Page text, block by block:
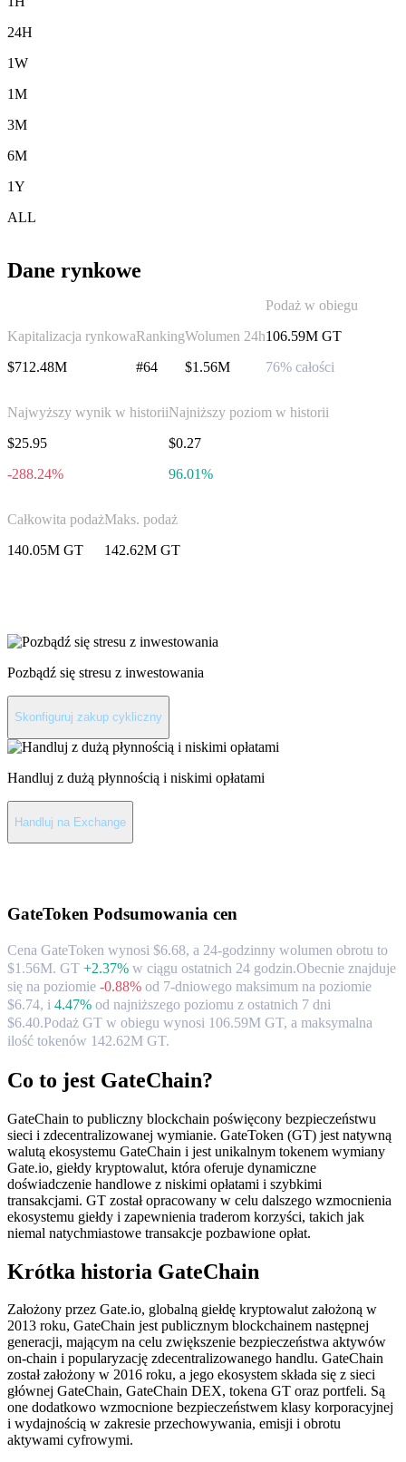
24H
1W
1M
3M
6M
1Y
ALL
Dane rynkowe
Kapitalizacja rynkowa
$712.48M
Ranking
#64
Wolumen 24h
$1.56M
Podaż w obiegu
106.59M GT
76% całości
Najwyższy wynik w historii
$25.95
-288.24%
Najniższy poziom w historii
$0.27
96.01%
Całkowita podaż
140.05M GT
Maks. podaż
142.62M GT
Pozbądź się stresu z inwestowania
Skonfiguruj zakup cykliczny
Handluj z dużą płynnością i niskimi opłatami
Handluj na Exchange
GateToken Podsumowania cen
Cena GateToken wynosi $6.68, a 24-godzinny wolumen obrotu to
$1.56M. GT +2.37% w ciągu ostatnich 24 godzin.Obecnie znajduje
się na poziomie -0.88% od 7-dniowego maksimum na poziomie
$6.74, i 4.47% od najniższego poziomu z ostatnich 7 dni
$6.40.Podaż GT w obiegu wynosi 106.59M GT, a maksymalna
ilość tokenów 142.62M GT.
Co to jest GateChain?
GateChain to publiczny blockchain poświęcony bezpieczeństwu
sieci i zdecentralizowanej wymianie. GateToken (GT) jest natywną
walutą ekosystemu GateChain i jest unikalnym tokenem wymiany
Gate.io, giełdy kryptowalut, która oferuje dynamiczne
doświadczenie handlowe z niskimi opłatami i szybkimi
transakcjami. GT został opracowany w celu dalszego wzmocnienia
ekosystemu giełdy i zapewnienia traderom korzyści, takich jak
niemal natychmiastowe transakcje pozbawione opłat.
Krótka historia GateChain
Założony przez Gate.io, globalną giełdę kryptowalut założoną w
2013 roku, GateChain jest publicznym blockchainem następnej
generacji, mającym na celu zwiększenie bezpieczeństwa aktywów
on-chain i popularyzację zdecentralizowanego handlu. GateChain
został założony w 2016 roku, a jego ekosystem składa się z sieci
głównej GateChain, GateChain DEX, tokena GT oraz portfeli. Są
one dodatkowo wzmocnione bezpieczeństwem klasy korporacyjnej
i wydajnością w zakresie przechowywania, emisji i obrotu
aktywami cyfrowymi.